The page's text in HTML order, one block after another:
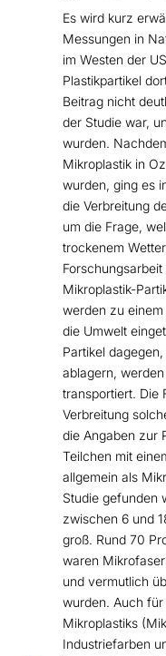
Es wird kurz
Messungen in
im Westen der
Plastikpartikel
Beitrag nicht
der Studie war,
wurden.
Mikroplastik in
wurden, ging es
die Verbreitung
um die Frage,
trockenem
Mikroplastik-
werden zu
die Umwelt
Partikel
ablagern,
transportiert. Die
Verbreitung
die Angaben zur
Teilchen mit
allgemein als
Studie gefunden
zwischen 6 und
groß. Rund 70
waren
und vermutlich
wurden. Auch
Mikroplastiks
Industriefarben